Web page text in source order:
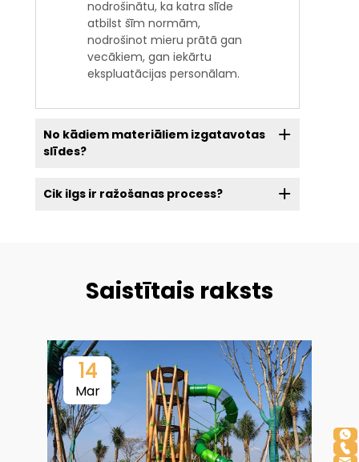
nodrošinātu, ka katra slīde
atbilst šīm normām,
nodrošinot mieru prātā gan
vecākiem, gan iekārtu
ekspluatācijas personālam.
No kādiem materiāliem izgatavotas
slīdes?
Cik ilgs ir ražošanas process?
Saistītais raksts
14
Mar